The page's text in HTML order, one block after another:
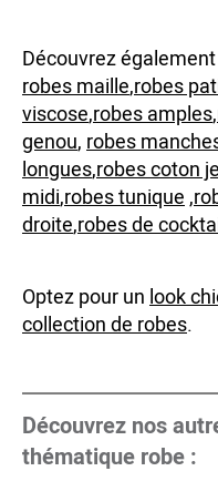
Découvrez
robes maille,robes
viscose,robes amples,
genou, robes
longues,robes coton
midi,robes tunique ,
droite,robes de
Optez pour un look
collection de robes.
Découvrez nos
thématique robe :